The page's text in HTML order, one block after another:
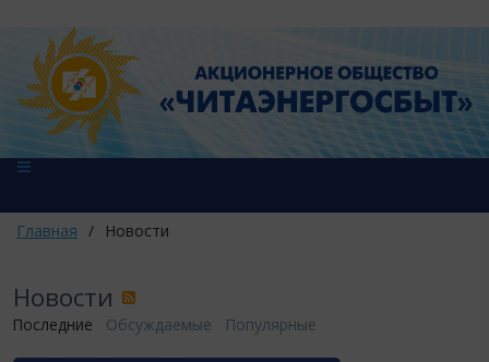
Главная / Новости
Новости
Последние Обсуждаемые Популярные